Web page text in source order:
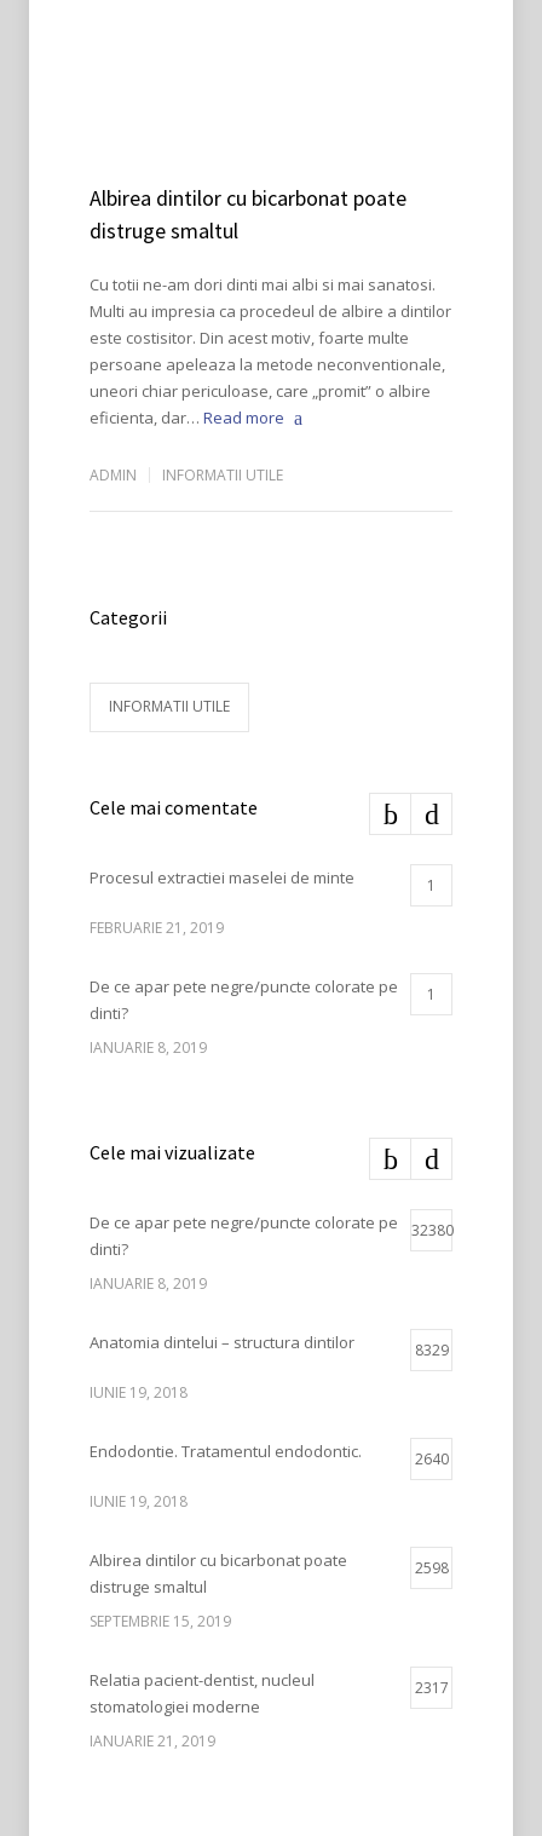
Albirea dintilor cu bicarbonat poate
distruge smaltul
Cu totii ne-am dori dinti mai albi si mai sanatosi.
Multi au impresia ca procedeul de albire a dintilor
este costisitor. Din acest motiv, foarte multe
persoane apeleaza la metode neconventionale,
uneori chiar periculoase, care „promit” o albire
eficienta, dar… Read more
ADMIN INFORMATII UTILE
Categorii
INFORMATII UTILE
Cele mai comentate
Procesul extractiei maselei de minte 1
FEBRUARIE 21, 2019
De ce apar pete negre/puncte colorate pe
dinti?
1
IANUARIE 8, 2019
Cele mai vizualizate
De ce apar pete negre/puncte colorate pe
dinti?
32380
IANUARIE 8, 2019
Anatomia dintelui – structura dintilor 8329
IUNIE 19, 2018
Endodontie. Tratamentul endodontic. 2640
IUNIE 19, 2018
Albirea dintilor cu bicarbonat poate
distruge smaltul
2598
SEPTEMBRIE 15, 2019
Relatia pacient-dentist, nucleul
stomatologiei moderne
2317
IANUARIE 21, 2019